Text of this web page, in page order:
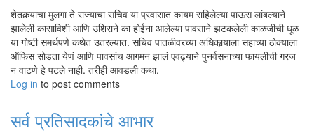
शेतकर्‍याचा मुलगा ते राज्याचा सचिव या प्रवासात कायम राहिलेल्या पाऊस लांबल्याने
झालेली कासाविशी आणि उशिराने का होईना आलेल्या पावसाने झटकलेली काळजीची धूळ
या गोष्टी समर्थपणे कथेत उतरल्यात. सचिव पातळीवरच्या अधिकार्‍याला सहाच्या ठोक्याला
ऑफिस सोडता येणं आणि पावसांच आगमन झालं एवढ्याने पुनर्वसनाच्या फायलीची गरज
न वाटणे हे पटले नाही. तरीही आवडली कथा.
Log in to post comments
सर्व प्रतिसादकांचे आभार